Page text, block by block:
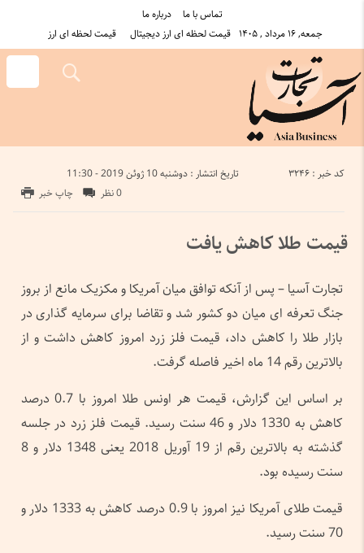
درباره ما
تماس با ما
جمعه, ۱۶ مرداد , ۱۴۰۵
قیمت لحظه ای ارز دیجیتال قیمت لحظه ای ارز
تاریخ انتشار : دوشنبه 10 ژوئن 2019 - 11:30 کد خبر : 3246
چاپ خبر 0 نظر
قیمت طلا کاهش یافت
تجارت آسیا – پس از آنکه توافق میان آمریکا و مکزیک مانع از بروز
جنگ تعرفه ای میان دو کشور شد و تقاضا برای سرمایه گذاری در
بازار طلا را کاهش داد، قیمت فلز زرد امروز کاهش داشت و از
بالاترین رقم 14 ماه اخیر فاصله گرفت.
بر اساس این گزارش، قیمت هر اونس طلا امروز با 0.7 درصد
کاهش به 1330 دلار و 46 سنت رسید. قیمت فلز زرد در جلسه
گذشته به بالاترین رقم از 19 آوریل 2018 یعنی 1348 دلار و 8
سنت رسیده بود.
قیمت طلای آمریکا نیز امروز با 0.9 درصد کاهش به 1333 دلار و
70 سنت رسید.